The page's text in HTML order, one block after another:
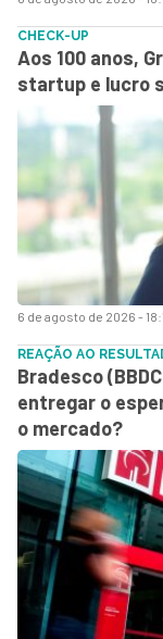
6 de agosto de 2026 -
CHECK-UP
Aos 100 anos,
startup e lucro
REAÇÃO AO
Bradesco
entregar o
o mercado?